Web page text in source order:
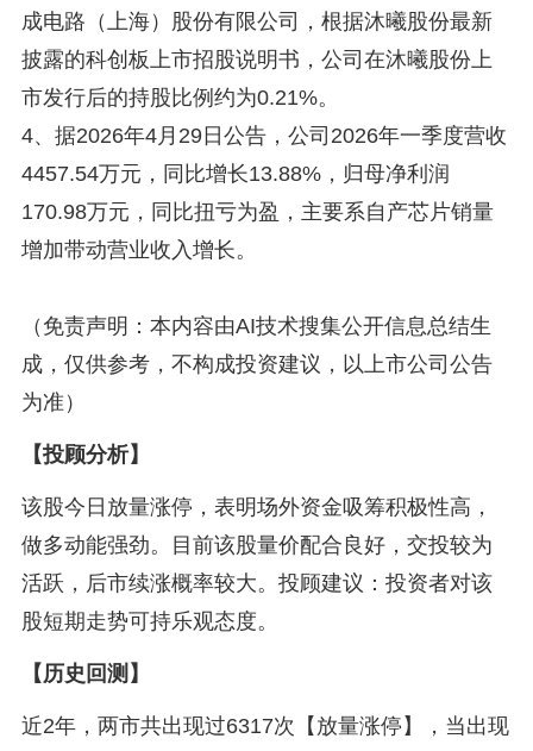
成电路（上海）股份有限公司，根据沐曦股份最新
披露的科创板上市招股说明书，公司在沐曦股份上
市发行后的持股比例约为0.21%。
4、据2026年4月29日公告，公司2026年一季度营收
4457.54万元，同比增长13.88%，归母净利润
170.98万元，同比扭亏为盈，主要系自产芯片销量
增加带动营业收入增长。
（免责声明：本内容由AI技术搜集公开信息总结生
成，仅供参考，不构成投资建议，以上市公司公告
为准）
【投顾分析】
该股今日放量涨停，表明场外资金吸筹积极性高，
做多动能强劲。目前该股量价配合良好，交投较为
活跃，后市续涨概率较大。投顾建议：投资者对该
股短期走势可持乐观态度。
【历史回测】
近2年，两市共出现过6317次【放量涨停】，当出现